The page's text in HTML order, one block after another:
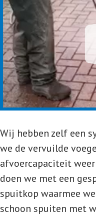
Wij hebben zelf een
we de vervuilde
afvoercapaciteit
doen we met een
spuitkop waarmee
schoon spuiten met